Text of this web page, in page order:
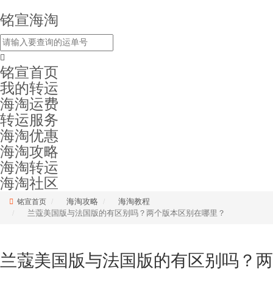
铭宣海淘
铭宣首页
我的转运
海淘运费
转运服务
海淘优惠
海淘攻略
海淘转运
海淘社区
铭宣首页 海淘攻略
海淘教程
兰蔻美国版与法国版的有区别吗？两个版本区别在哪里？
兰蔻美国版与法国版的有区别吗？两